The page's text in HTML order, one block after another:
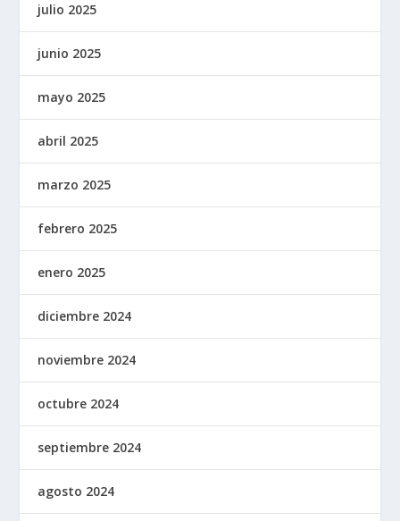
julio 2025
junio 2025
mayo 2025
abril 2025
marzo 2025
febrero 2025
enero 2025
diciembre 2024
noviembre 2024
octubre 2024
septiembre 2024
agosto 2024